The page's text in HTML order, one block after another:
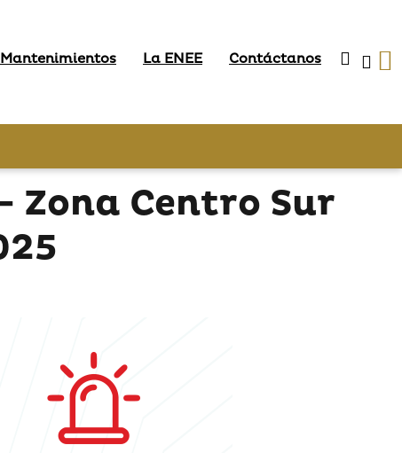
La ENEE Contáctanos
Zona Centro Sur